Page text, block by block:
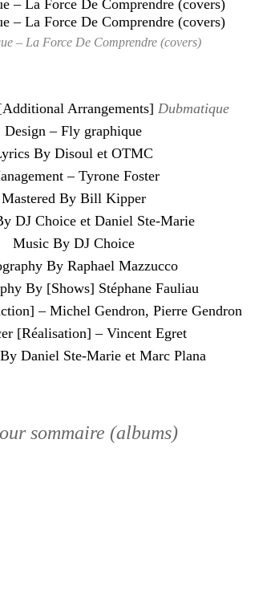
– La Force De Comprendre (covers)
Arrangements] Dubmatique
Design – Fly graphique
By Disoul et OTMC
– Tyrone Foster
Mastered By Bill Kipper
DJ Choice et Daniel Ste-Marie
Music By DJ Choice
By Raphael Mazzucco
By [Shows] Stéphane Fauliau
– Michel Gendron, Pierre Gendron
[Réalisation] – Vincent Egret
Daniel Ste-Marie et Marc Plana
sommaire (albums)